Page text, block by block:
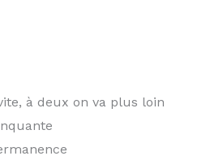
à deux on va plus loin